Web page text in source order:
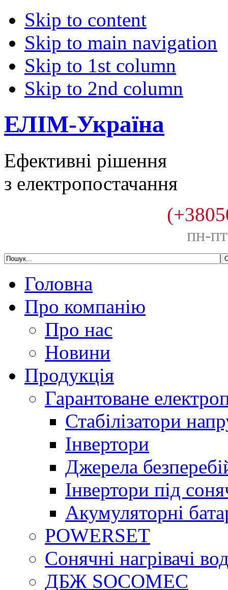
Skip to content
Skip to main navigation
Skip to 1st column
Skip to 2nd column
ЕЛІМ-Україна
Ефективні рішення
з електропостачання
пн-
Головна
Про компанію
Про нас
Новини
Продукція
Гарантоване
Стабілізатори
Інвертори
Джерела
Інвертори під
Акумуляторні
POWERSET
Сонячні нагрівачі
ДБЖ SOCOMEC